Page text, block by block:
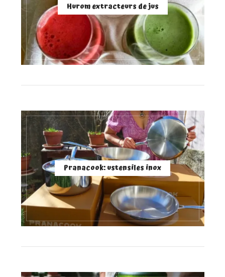
Hurom extracteurs de jus
Pranacook: ustensiles inox